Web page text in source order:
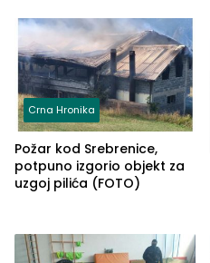
Crna Hronika
Požar kod Srebrenice,
potpuno izgorio objekt za
uzgoj pilića (FOTO)